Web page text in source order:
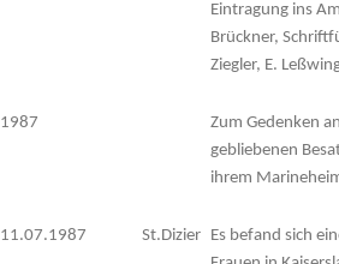
Eintragung ins
Brückner,
Ziegler, E.
1987
Zum Gedenken
gebliebenen
ihrem
11.07.1987 St.Dizier Es befand sich